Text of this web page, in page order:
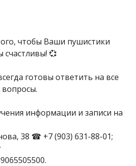
чтобы Ваши пушистики
💞
готовы ответить на все
информации и записи на
38 ☎ +7 (903) 631-88-01;